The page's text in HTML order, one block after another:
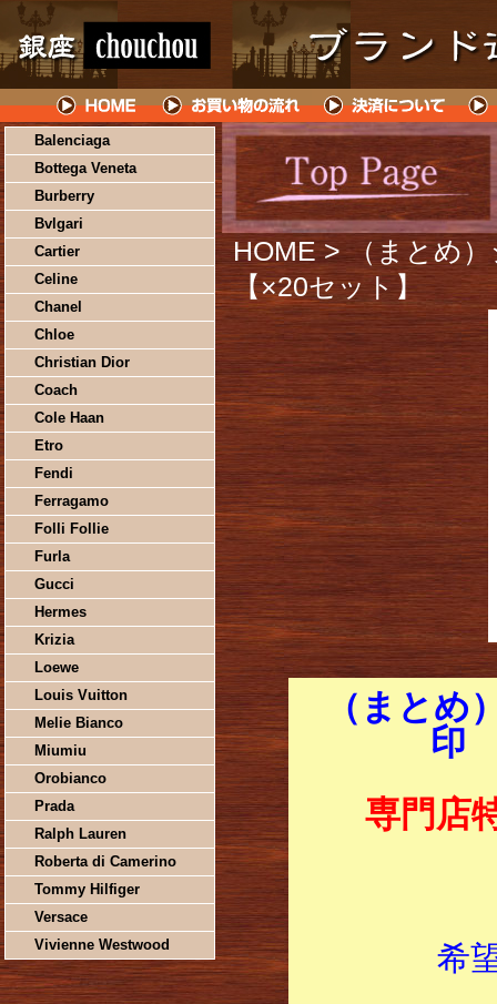
Balenciaga
Bottega Veneta
Burberry
Bvlgari
Cartier
Celine
Chanel
Chloe
Christian Dior
Coach
Cole Haan
Etro
Fendi
Ferragamo
Folli Follie
Furla
Gucci
Hermes
Krizia
Loewe
Louis Vuitton
Melie Bianco
Miumiu
Orobianco
Prada
Ralph Lauren
Roberta di Camerino
Tommy Hilfiger
Versace
Vivienne Westwood
HOME > （まとめ
【×20セット】
（まとめ
印
専門店
希